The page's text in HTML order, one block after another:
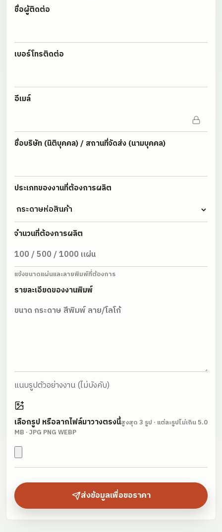
ชื่อผู้ติดต่อ
เบอร์โทรติดต่อ
อีเมล์
ชื่อบริษัท (นิติบุคคล) / สถานที่จัดส่ง (นามบุคคล)
ประเภทของงานที่ต้องการผลิต
จำนวนที่ต้องการผลิต
แจ้งขนาดแผ่นและลายพิมพ์ที่ต้องการ
รายละเอียดของงานพิมพ์
แนบรูปตัวอย่างงาน(ไม่บังคับ)
เลือกรูป หรือลากไฟล์มาวางตรงนี้สูงสุด3 รูป · แต่ละรูปไม่เกิน5.0
MB · JPG PNG WEBP
ส่งข้อมูลเพื่อขอราคา